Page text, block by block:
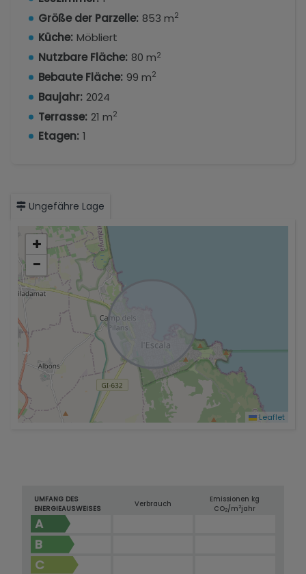
ERSTES 1. MIT EINER TERRASSE VON 21M2:
420.000€
ERSTES 2. ZIMMER MIT 21M2 TERRASSE: 390.000€
ERSTES 3. MIT TERRASSE VON 21M2: 420.000€
ZWEITE 1. MIT TERRASSE VON 29M2: VERKAUFT
Größe der Parzelle: 853 m2
Küche: Möbliert
Nutzbare Fläche: 80 m2
Bebaute Fläche: 99 m2
Baujahr: 2024
Terrasse: 21 m2
Etagen: 1
Ungefähre Lage
+
−
Leaflet
UMFANG DES
ENERGIEAUSWEISES
Verbrauch
Emissionen kg
CO2/m2jahr
A
B
C